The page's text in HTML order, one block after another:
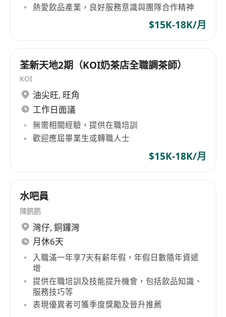
熱愛飲品產業，良好服務意識與團隊合作精神
$15K-18K/月
荃新天地2期（KOI奶茶店全職調茶師）
KOI
油尖旺, 旺角
工作日面議
無需相關經驗，提供在職培訓
歡迎應屆畢業生或轉職人士
$15K-18K/月
水吧員
陳鹏鹏
灣仔, 銅鑼灣
月休6天
入職滿一年享7天有薪年假，年假日數隨年資遞
增
提供在職培訓及技能提升機會，包括飲品知識、
服務技巧等
表現優異者可獲季度獎勵及晉升推薦